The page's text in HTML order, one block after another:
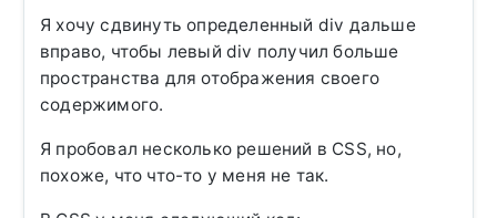
Я хочу сдвинуть определенный div дальше
вправо, чтобы левый div получил больше
пространства для отображения своего
содержимого.
Я пробовал несколько решений в CSS, но,
похоже, что что-то у меня не так.